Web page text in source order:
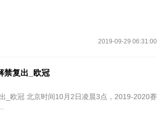
2019-09-29 06:31:00
禁复出_欧冠
2020赛